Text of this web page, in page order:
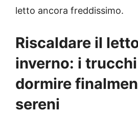
letto ancora freddissimo.
Riscaldare il
inverno: i
dormire
sereni